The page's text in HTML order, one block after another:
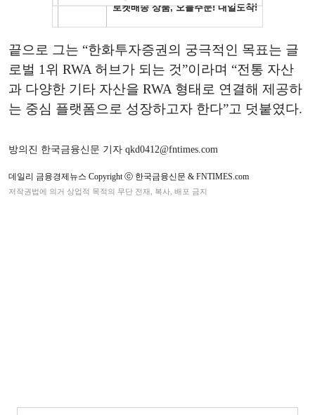
끝으로 그는 “한화투자증권의 궁극적인 목표는 글
로벌 1위 RWA 허브가 되는 것”이라며 “전통 자산
과 다양한 기타 자산을 RWA 형태로 연결해 제공하
는 중심 플랫폼으로 성장하고자 한다”고 덧붙였다.
방의진 한국금융신문 기자 qkd0412@fntimes.com
데일리 금융경제뉴스 Copyright ⓒ 한국금융신문 & FNTIMES.com
저작권법에 의거 상업적 목적의 무단 전재, 복사, 배포 금지